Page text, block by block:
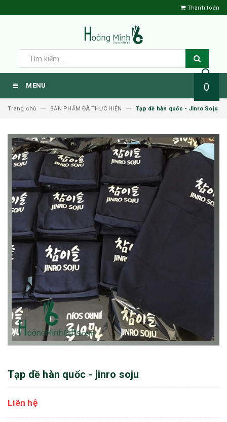
Thanh toán
MENU 0
Trang chủ SẢN PHẨM ĐÃ THỰC HIỆN Tạp dề hàn quốc - Jinro Soju
Tạp dề hàn quốc - jinro soju
Liên hệ